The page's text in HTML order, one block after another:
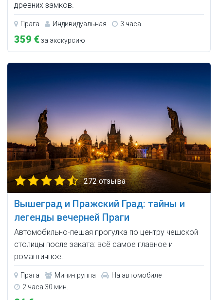
древних замков.
Прага Индивидуальная 3 часа
359 €за экскурсию
272 отзыва
Вышеград и Пражский Град: тайны и
легенды вечерней Праги
Автомобильно-пешая прогулка по центру чешской
столицы после заката: всё самое главное и
романтичное.
Прага Мини-группа
На автомобиле
2 часа 30 мин.